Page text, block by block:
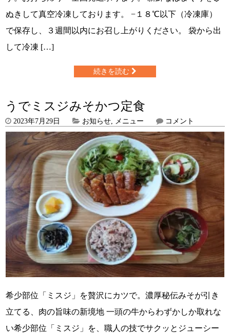
ぬきして真空冷凍しております。 −１８℃以下（冷凍庫）
で保存し、３週間以内にお召し上がりください。 袋から出
して冷凍 […]
続きを読む
うでミスジみそかつ定食
2023年7月29日 お知らせ メニュー コメント
希少部位「ミスジ」を贅沢にカツで。濃厚秘伝みそが引き
立てる、肉の旨味の新境地 一頭の牛からわずかしか取れな
い希少部位「ミスジ」を、職人の技でサクッとジューシー